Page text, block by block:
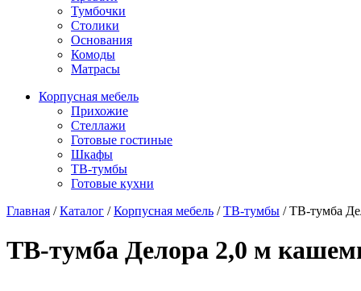
Тумбочки
Столики
Основания
Комоды
Матрасы
Корпусная мебель
Прихожие
Стеллажи
Готовые гостиные
Шкафы
ТВ-тумбы
Готовые кухни
Главная /Каталог /Корпусная мебель /ТВ-тумбы /ТВ-тумба
ТВ-тумба Делора 2,0 м